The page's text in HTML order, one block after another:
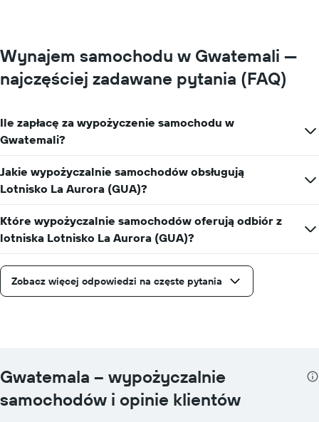
Wynajem samochodu w Gwatemali —
najczęściej zadawane pytania (FAQ)
Ile zapłacę za wypożyczenie samochodu w
Gwatemali?
Jakie wypożyczalnie samochodów obsługują
Lotnisko La Aurora (GUA)?
Które wypożyczalnie samochodów oferują odbiór z
lotniska Lotnisko La Aurora (GUA)?
Zobacz więcej odpowiedzi na częste pytania
Gwatemala – wypożyczalnie
samochodów i opinie klientów